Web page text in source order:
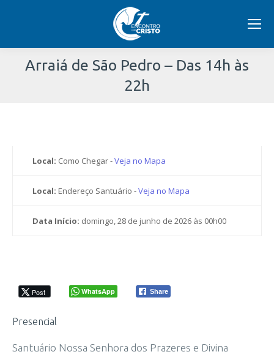
Arraiá de São Pedro – Das 14h às
22h
Local: Como Chegar -Veja no Mapa
Local: Endereço Santuário -Veja no Mapa
Data Início: domingo, 28 de junho de 2026 às 00h00
Post WhatsApp Share
Presencial
Santuário Nossa Senhora dos Prazeres e Divina